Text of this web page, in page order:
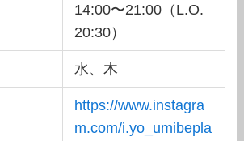
14:00〜21:00（L.O.
20:30）
水、木
https://www.instagra
m.com/i.yo_umibepla